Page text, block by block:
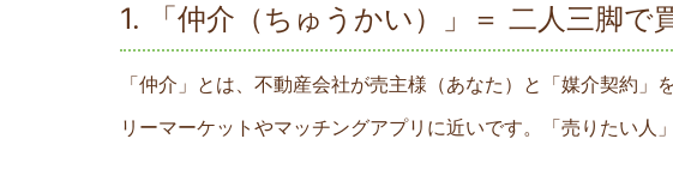
1. 「仲介（ちゅうかい）」＝ 二人三脚で
「仲介」とは、不動産会社が売主様（あなた）と「媒介契約
リーマーケットやマッチングアプリに近いです。「売りたい人